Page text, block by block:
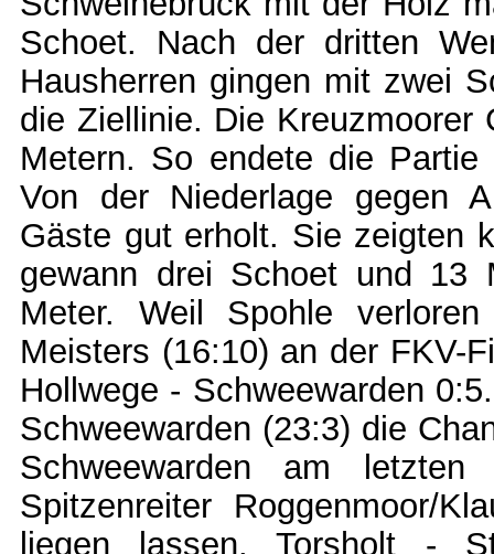
Schoet. Nach der dritten
Hausherren gingen mit zwei
die Ziellinie. Die
Metern. So endete die
Von der Niederlage gegen
Gäste gut erholt. Sie zeigten
gewann drei Schoet und 13
Meter. Weil Spohle
Meisters (16:10) an der
Hollwege - Schweewarden
Schweewarden (23:3) die
Schweewarden am
Spitzenreiter Roggenmoor/
liegen lassen. Torsholt -